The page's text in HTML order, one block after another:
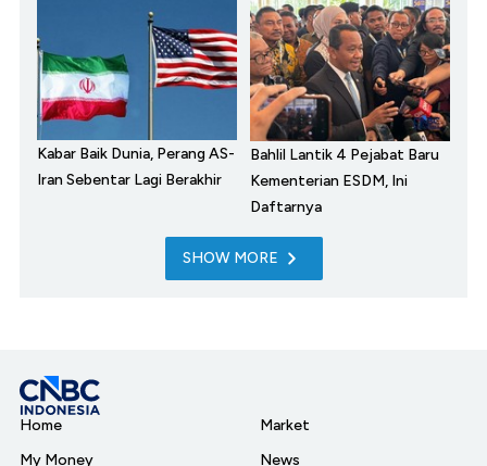
Kabar Baik Dunia, Perang AS-
Iran Sebentar Lagi Berakhir
Bahlil Lantik 4 Pejabat Baru
Kementerian ESDM, Ini
Daftarnya
SHOW MORE
Home
My Money
Market
News